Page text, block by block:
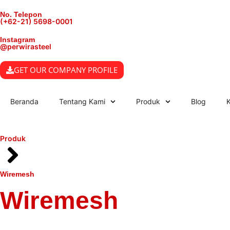
No. Telepon
(+62-21) 5698-0001
Instagram
@perwirasteel
GET OUR COMPANY PROFILE
Beranda Tentang Kami Produk Blog
Produk
Wiremesh
Wiremesh